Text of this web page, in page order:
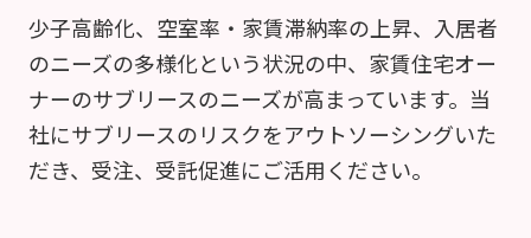
少子高齢化、空室率・家賃滞納率の上昇、入居者
のニーズの多様化という状況の中、家賃住宅オー
ナーのサブリースのニーズが高まっています。当
社にサブリースのリスクをアウトソーシングいた
だき、受注、受託促進にご活用ください。